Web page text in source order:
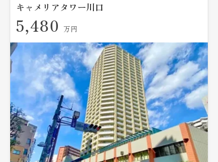
キャメリアタワー川口
5,480 万円